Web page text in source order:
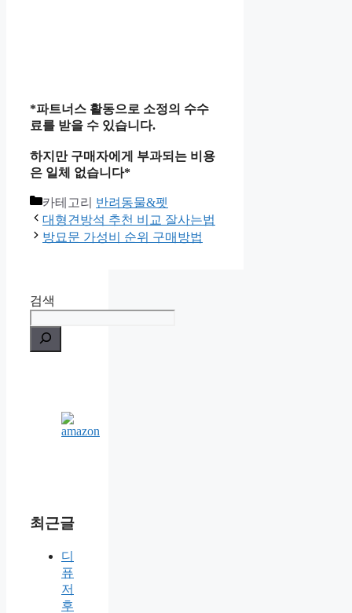
*파트너스 활동으로 소정의 수수
료를 받을 수 있습니다.
하지만 구매자에게 부과되는 비용
은 일체 없습니다*
카테고리 반려동물&펫
대형견방석 추천 비교 잘사는법
방묘문 가성비 순위 구매방법
검색
최근글
디
퓨
저
후